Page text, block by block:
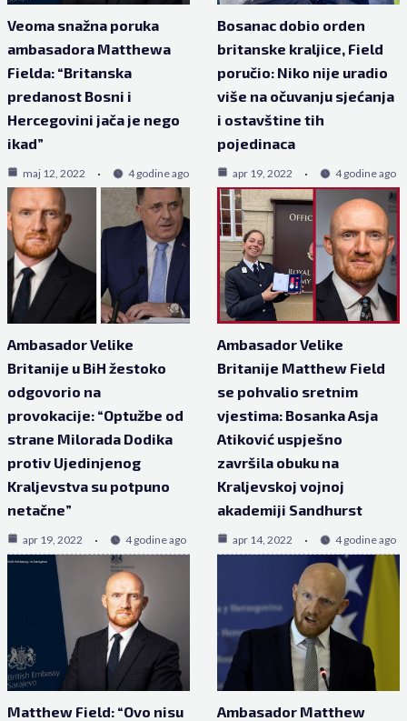
Veoma snažna poruka
ambasadora Matthewa
Fielda: “Britanska
predanost Bosni i
Hercegovini jača je nego
ikad”
maj 12, 2022 4 godine ago
Bosanac dobio orden
britanske kraljice, Field
poručio: Niko nije uradio
više na očuvanju sjećanja
i ostavštine tih
pojedinaca
apr 19, 2022 4 godine ago
Ambasador Velike
Britanije u BiH žestoko
odgovorio na
provokacije: “Optužbe od
strane Milorada Dodika
protiv Ujedinjenog
Kraljevstva su potpuno
netačne”
apr 19, 2022 4 godine ago
Ambasador Velike
Britanije Matthew Field
se pohvalio sretnim
vjestima: Bosanka Asja
Atiković uspješno
završila obuku na
Kraljevskoj vojnoj
akademiji Sandhurst
apr 14, 2022 4 godine ago
Matthew Field: “Ovo nisu
Ambasador Matthew